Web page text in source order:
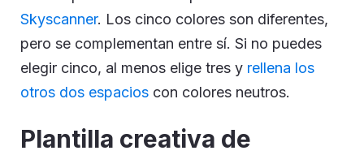
Plantilla creativa de
directrices de marca de
una página